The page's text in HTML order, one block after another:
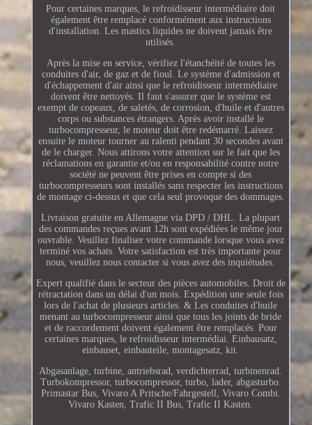
Pour certaines marques, le refroidisseur intermédiaire doit
également être remplacé conformément aux instructions
d'installation. Les mastics liquides ne doivent jamais être
utilisés.
Après la mise en service, vérifiez l'étanchéité de toutes les
conduites d'air, de gaz et de fioul. Le système d'admission et
d'échappement d'air ainsi que le refroidisseur intermédiaire
doivent être nettoyés. Il faut s'assurer que le système est
exempt de copeaux, de saletés, de corrosion, d'huile et d'autres
corps ou substances étrangers. Après avoir installé le
turbocompresseur, le moteur doit être redémarré. Laissez
ensuite le moteur tourner au ralenti pendant 30 secondes avant
de le charger. Nous attirons votre attention sur le fait que les
réclamations en garantie et/ou en responsabilité contre notre
société ne peuvent être prises en compte si des
turbocompresseurs sont installés sans respecter les instructions
de montage ci-dessus et que cela seul provoque des dommages.
Livraison gratuite en Allemagne via DPD / DHL. La plupart
des commandes reçues avant 12h sont expédiées le même jour
ouvrable. Veuillez finaliser votre commande lorsque vous avez
terminé vos achats. Votre satisfaction est très importante pour
nous, veuillez nous contacter si vous avez des inquiétudes.
Expert qualifié dans le secteur des pièces automobiles. Droit de
rétractation dans un délai d'un mois. Expédition une seule fois
lors de l'achat de plusieurs articles. & Les conduites d'huile
menant au turbocompresseur ainsi que tous les joints de bride
et de raccordement doivent également être remplacés. Pour
certaines marques, le refroidisseur intermédiai. Einbausatz,
einbauset, einbauteile, montagesatz, kit.
Abgasanlage, turbine, antriebsrad, verdichterrad, turbinenrad.
Turbokompressor, turbocompressor, turbo, lader, abgasturbo.
Primastar Bus, Vivaro A Pritsche/Fahrgestell, Vivaro Combi.
Vivaro Kasten, Trafic II Bus, Trafic II Kasten.